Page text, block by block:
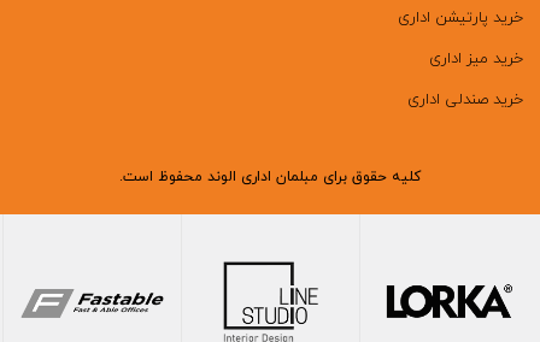
خرید پارتیشن اداری
خرید میز اداری
خرید صندلی اداری
کلیه حقوق برای مبلمان اداری الوند محفوظ است.